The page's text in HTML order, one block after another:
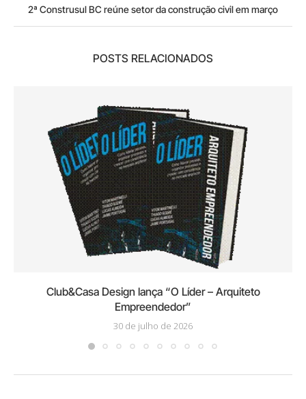
2ª Construsul BC reúne setor da construção civil em março
POSTS RELACIONADOS
Club&Casa Design lança “O Líder – Arquiteto
Empreendedor”
30 de julho de 2026